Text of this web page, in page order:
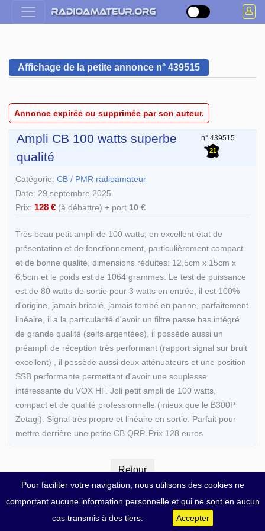
Pour faciliter votre navigation, nous utilisons des cookies ne
comportant aucune information personnelle et qui ne sont en aucun
cas transmis à des tiers.
Accepter
Affichage de la petite annonce n° 439515
Annonce expirée ou supprimée par son auteur.
Ampli CB 100 watts superbe
qualité
n° 439515
21
Catégorie: CB / PMR radioamateur
Date: 29 septembre 2025
Prix: 128 € (à débattre) + port 10€
Très beau petit ampli de 100 watts, en excellent état de
présentation et de fonctionnement, particulièrement compact
et de bonne qualité, dimensions réduites: 12,5cm x 15cm x
6,5cm et le poids est de 1064 grammes. Le test de puissance
est de 80 watts de sortie pour 3 watts en entrée, il est 100%
d'origine, jamais bricolé, jamais tombé en panne, parfaitement
linéaire, il a la particularité d'avoir un filtre passe bas intégré
de grande qualité (selfs argentées), il possède aussi un
préampli de réception très performant (rapport signal sur bruit
excellent) , il possède aussi deux atténuateurs et une position
SSB performante permettant d'avoir une souplesse
intéressante du VOX HF. Joli petit ampli de 100 watts,
compact et de qualité professionnelle (mieux que le B300P
Zetagi). Signal très propre et linéaire en sortie. Parfait pour
mettre derrière une petite CB QRP. Prix 128 euros